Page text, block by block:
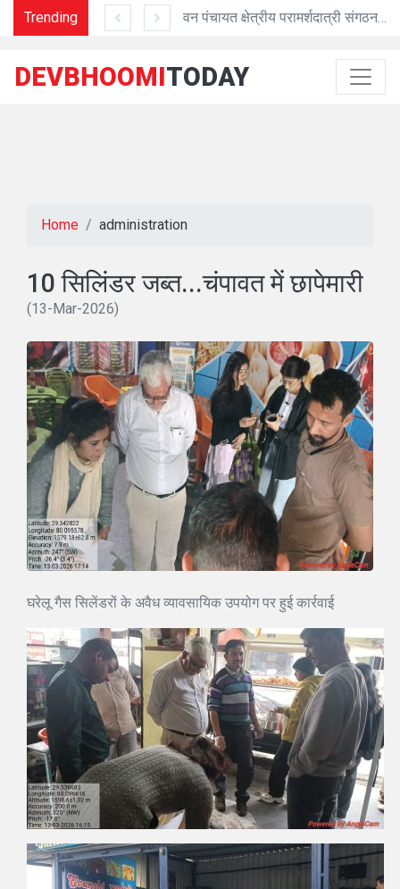
Trending वन पंचायत क्षेत्रीय परामर्शदात्री संगठन अध्यक्ष बने कठायतट्रॉमा सेंटर संचालन की कवायद
DEVBHOOMITODAY
Home administration
10 सिलिंडर जब्त...चंपावत में छापेमारी
(13-Mar-2026)
घरेलू गैस सिलेंडरों के अवैध व्यावसायिक उपयोग पर हुई कार्रवाई